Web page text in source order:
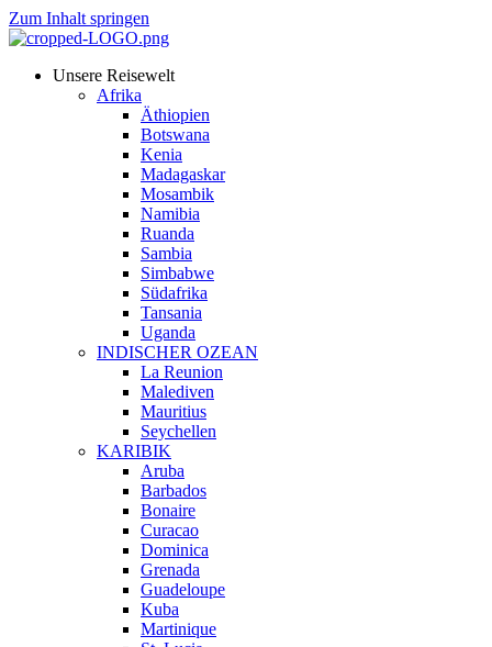
Zum Inhalt springen
Unsere Reisewelt
Afrika
Äthiopien
Botswana
Kenia
Madagaskar
Mosambik
Namibia
Ruanda
Sambia
Simbabwe
Südafrika
Tansania
Uganda
INDISCHER OZEAN
La Reunion
Malediven
Mauritius
Seychellen
KARIBIK
Aruba
Barbados
Bonaire
Curacao
Dominica
Grenada
Guadeloupe
Kuba
Martinique